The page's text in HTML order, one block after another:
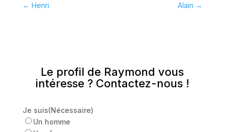
← Henri Alain →
Le profil de Raymond vous
intéresse ? Contactez-nous !
Je suis(Nécessaire)
Un homme